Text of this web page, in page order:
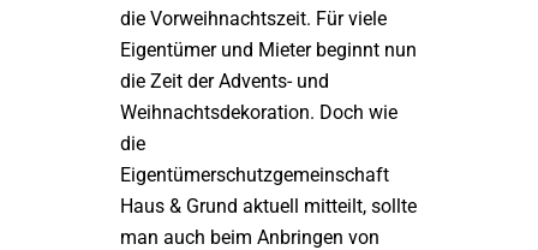
die Vorweihnachtszeit. Für viele
Eigentümer und Mieter beginnt nun
die Zeit der Advents- und
Weihnachtsdekoration. Doch wie
die
Eigentümerschutzgemeinschaft
Haus & Grund aktuell mitteilt, sollte
man auch beim Anbringen von